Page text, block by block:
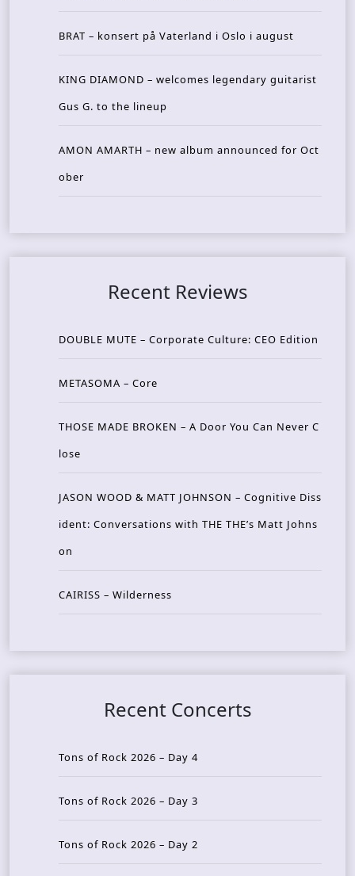
BRAT – konsert på Vaterland i Oslo i august
KING DIAMOND – welcomes legendary guitarist
Gus G. to the lineup
AMON AMARTH – new album announced for Oct
ober
Recent Reviews
DOUBLE MUTE – Corporate Culture: CEO Edition
METASOMA – Core
THOSE MADE BROKEN – A Door You Can Never C
lose
JASON WOOD & MATT JOHNSON – Cognitive Diss
ident: Conversations with THE THE’s Matt Johns
on
CAIRISS – Wilderness
Recent Concerts
Tons of Rock 2026 – Day 4
Tons of Rock 2026 – Day 3
Tons of Rock 2026 – Day 2